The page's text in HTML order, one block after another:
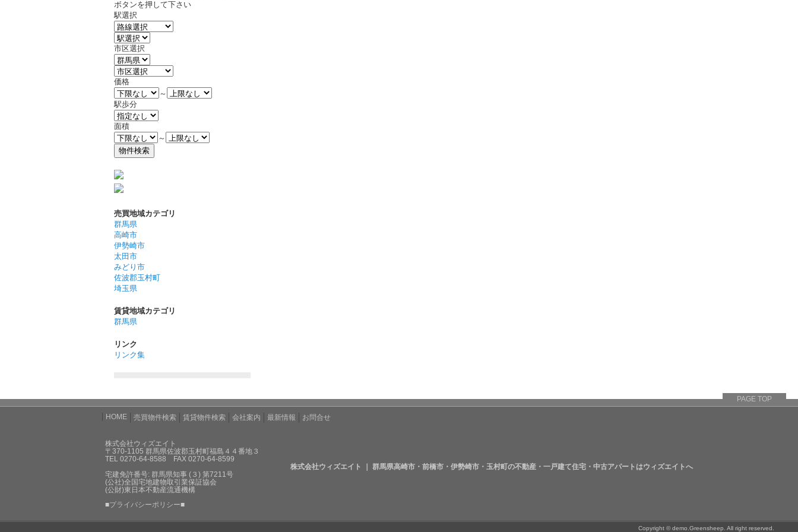
ボタンを押して下さい
駅選択
市区選択
価格
～
駅歩分
面積
～
売買地域カテゴリ
群馬県
高崎市
伊勢崎市
太田市
みどり市
佐波郡玉村町
埼玉県
賃貸地域カテゴリ
群馬県
リンク
リンク集
PAGE TOP
HOME 売買物件検索 賃貸物件検索 会社案内 最新情報 お問合せ
株式会社ウィズエイト
〒370-1105 群馬県佐波郡玉村町福島４４番地３
TEL 0270-64-8588 FAX 0270-64-8599
株式会社ウィズエイト ｜ 群馬県高崎市・前橋市・伊勢崎市・玉村町の不動産・一戸建て住宅・中古アパートはウィズエイトへ
宅建免許番号: 群馬県知事 (３) 第7211号
(公社)全国宅地建物取引業保証協会
(公財)東日本不動産流通機構
■プライバシーポリシー■
Copyright © demo.Greensheep. All right reserved.